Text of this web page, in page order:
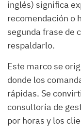
inglés) significa
recomendación o
segunda frase de
respaldarlo.
Este marco se
donde los
rápidas. Se
consultoría de
por horas y los